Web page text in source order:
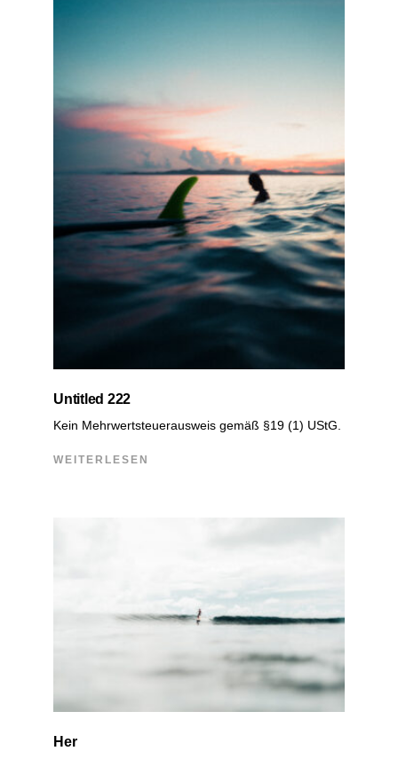
Untitled 222
Kein Mehrwertsteuerausweis gemäß §19 (1) UStG.
WEITERLESEN
Her